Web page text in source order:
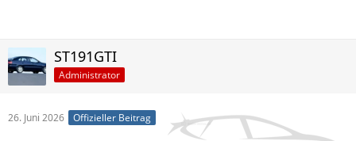
ST191GTI
Administrator
26. Juni 2026 Offizieller Beitrag